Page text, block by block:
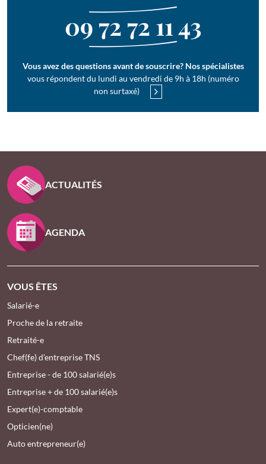
09 72 72 11 43
Vous avez des questions avant de souscrire? Nos spécialistes
vous répondent du lundi au vendredi de 9h à 18h (numéro
non surtaxé)
PIED DE PAGE KLESIA - ASSUREUR D’INTÉRÊT
ACTUALITÉS
AGENDA
VOUS ÊTES
Salarié-e
Proche de la retraite
Retraité-e
Chef(fe) d’entreprise TNS
Entreprise - de 100 salarié(e)s
Entreprise + de 100 salarié(e)s
Expert(e)-comptable
Opticien(ne)
Auto entrepreneur(e)